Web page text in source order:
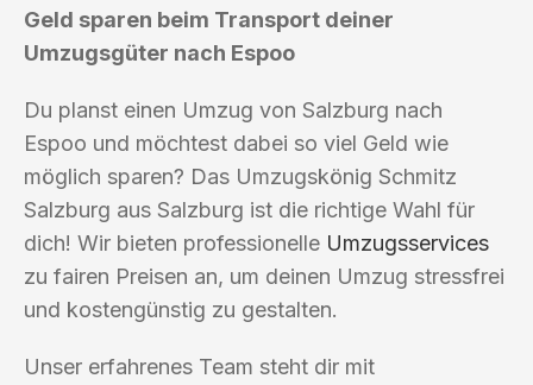
Geld sparen beim Transport deiner
Umzugsgüter nach Espoo
Du planst einen Umzug von Salzburg nach
Espoo und möchtest dabei so viel Geld wie
möglich sparen? Das Umzugskönig Schmitz
Salzburg aus Salzburg ist die richtige Wahl für
dich! Wir bieten professionelle Umzugsservices
zu fairen Preisen an, um deinen Umzug stressfrei
und kostengünstig zu gestalten.
Unser erfahrenes Team steht dir mit